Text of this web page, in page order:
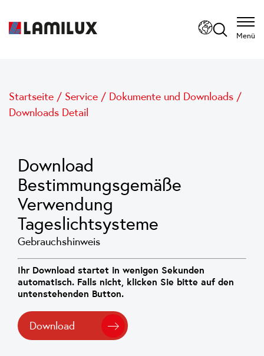
Menü
Startseite / Service / Dokumente und Downloads /
Downloads Detail
Download
Bestimmungsgemäße
Verwendung
Tageslichtsysteme
Gebrauchshinweis
Ihr Download startet in wenigen Sekunden
automatisch. Falls nicht, klicken Sie bitte auf den
untenstehenden Button.
Download